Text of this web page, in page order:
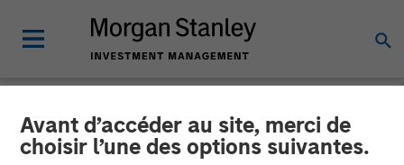
Avant d’accéder au site, merci de
choisir l’une des options suivantes.
NEWSROOM